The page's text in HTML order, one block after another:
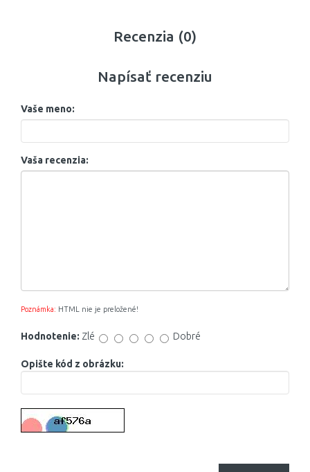
Recenzia (0)
Napísať recenziu
Vaše meno:
Vaša recenzia:
Poznámka: HTML nie je preložené!
Hodnotenie: Zlé Dobré
Opište kód z obrázku: